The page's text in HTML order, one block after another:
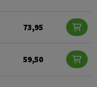
73,95
59,50